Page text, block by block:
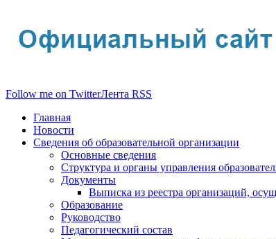
Follow me on TwitterЛента RSS
Главная
Новости
Сведения об образовательной организации
Основные сведения
Структура и органы управления
Документы
Выписка из реестра организаций,
Образование
Руководство
Педагогический состав